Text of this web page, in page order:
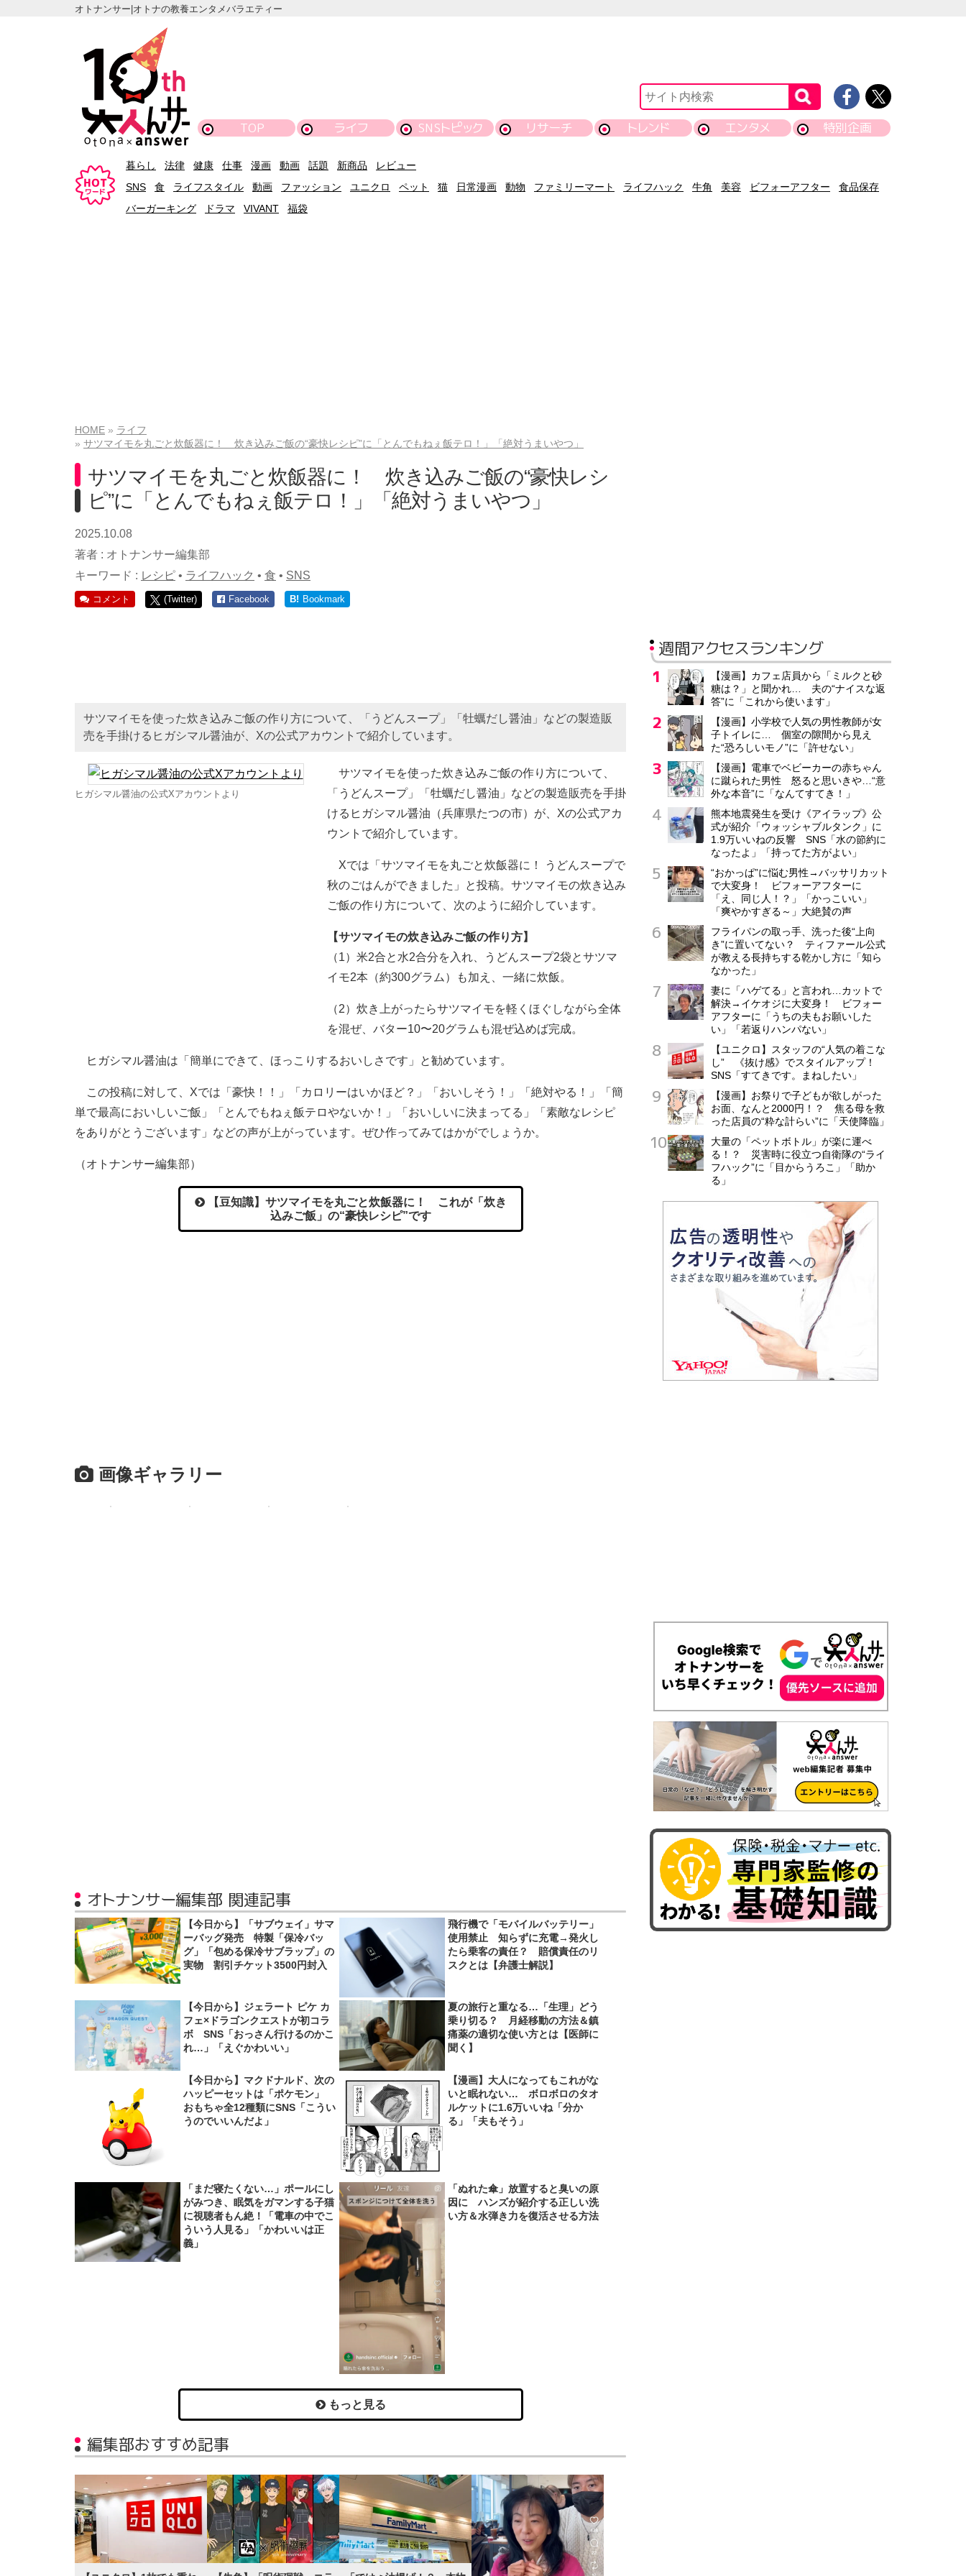
オトナンサー|オトナの教養エンタメバラエティー
TOP ライフ SNSトピック リサーチ トレンド エンタメ 特別企画
暮らし 法律 健康 仕事 漫画 動画 話題 新商品
レビュー
SNS
食 ライフスタイル 動画 ファッション ユニクロ ペット 猫 日常漫画 動物 ファミリーマート ライフハック 牛角 美容 ビフォーアフター
食品保存
バーガーキング
ドラマ VIVANT 福袋
HOME
ライフ
サツマイモを丸ごと炊飯器に！ 炊き込みご飯の“豪快レシピ”に「とんでもねぇ飯テロ！」「絶対うまいやつ」
サツマイモを丸ごと炊飯器に！ 炊き込みご飯の“豪快レシ
ピ”に「とんでもねぇ飯テロ！」「絶対うまいやつ」
2025.10.08
著者 : オトナンサー編集部
キーワード : レシピ • ライフハック • 食 • SNS
コメント (Twitter) Facebook B! Bookmark
サツマイモを使った炊き込みご飯の作り方について、「うどんスープ」「牡蠣だし醤油」などの製造販
売を手掛けるヒガシマル醤油が、Xの公式アカウントで紹介しています。
ヒガシマル醤油の公式Xアカウントより
サツマイモを使った炊き込みご飯の作り方について、
「うどんスープ」「牡蠣だし醤油」などの製造販売を手掛
けるヒガシマル醤油（兵庫県たつの市）が、Xの公式アカ
ウントで紹介しています。
Xでは「サツマイモを丸ごと炊飯器に！ うどんスープで
秋のごはんができました」と投稿。サツマイモの炊き込み
ご飯の作り方について、次のように紹介しています。
【サツマイモの炊き込みご飯の作り方】
（1）米2合と水2合分を入れ、うどんスープ2袋とサツマ
イモ2本（約300グラム）も加え、一緒に炊飯。
（2）炊き上がったらサツマイモを軽くほぐしながら全体
を混ぜ、バター10〜20グラムも混ぜ込めば完成。
ヒガシマル醤油は「簡単にできて、ほっこりするおいしさです」と勧めています。
この投稿に対して、Xでは「豪快！！」「カロリーはいかほど？」「おいしそう！」「絶対やる！」「簡
単で最高においしいご飯」「とんでもねぇ飯テロやないか！」「おいしいに決まってる」「素敵なレシピ
をありがとうございます」などの声が上がっています。ぜひ作ってみてはかがでしょうか。
（オトナンサー編集部）
【豆知識】サツマイモを丸ごと炊飯器に！ これが「炊き
込みご飯」の“豪快レシピ”です
画像ギャラリー
オトナンサー編集部 関連記事
【今日から】「サブウェイ」サマ
ーバッグ発売 特製「保冷バッ
グ」「包める保冷サブラップ」の
実物 割引チケット3500円封入
飛行機で「モバイルバッテリー」
使用禁止 知らずに充電→発火し
たら乗客の責任？ 賠償責任のリ
スクとは【弁護士解説】
【今日から】ジェラート ピケ カ
フェ×ドラゴンクエストが初コラ
ボ SNS「おっさん行けるのかこ
れ…」「えぐかわいい」
夏の旅行と重なる…「生理」どう
乗り切る？ 月経移動の方法＆鎮
痛薬の適切な使い方とは【医師に
聞く】
【今日から】マクドナルド、次の
ハッピーセットは「ポケモン」
おもちゃ全12種類にSNS「こうい
うのでいいんだよ」
【漫画】大人になってもこれがな
いと眠れない… ボロボロのタオ
ルケットに1.6万いいね「分か
る」「夫もそう」
「まだ寝たくない…」ポールにし
がみつき、眠気をガマンする子猫
に視聴者もん絶！「電車の中でこ
ういう人見る」「かわいいは正
義」
「ぬれた傘」放置すると臭いの原
因に ハンズが紹介する正しい洗
い方＆水弾き力を復活させる方法
もっと見る
編集部おすすめ記事
週間アクセスランキング
【漫画】カフェ店員から「ミルクと砂
糖は？」と聞かれ… 夫の“ナイスな返
答”に「これから使います」
【漫画】小学校で人気の男性教師が女
子トイレに… 個室の隙間から見え
た“恐ろしいモノ”に「許せない」
【漫画】電車でベビーカーの赤ちゃん
に蹴られた男性 怒ると思いきや…“意
外な本音”に「なんてすてき！」
熊本地震発生を受け《アイラップ》公
式が紹介「ウォッシャブルタンク」に
1.9万いいねの反響 SNS「水の節約に
なったよ」「持ってた方がよい」
“おかっぱ”に悩む男性→バッサリカット
で大変身！ ビフォーアフターに
「え、同じ人！？」「かっこいい」
「爽やかすぎる～」大絶賛の声
フライパンの取っ手、洗った後“上向
き”に置いてない？ ティファール公式
が教える長持ちする乾かし方に「知ら
なかった」
妻に「ハゲてる」と言われ…カットで
解決→イケオジに大変身！ ビフォー
アフターに「うちの夫もお願いした
い」「若返りハンパない」
【ユニクロ】スタッフの“人気の着こな
し” 《抜け感》でスタイルアップ！
SNS「すてきです。まねしたい」
【漫画】お祭りで子どもが欲しがった
お面、なんと2000円！？ 焦る母を救
った店員の“粋な計らい”に「天使降臨」
大量の「ペットボトル」が楽に運べ
る！？ 災害時に役立つ自衛隊の“ライ
フハック”に「目からうろこ」「助か
る」